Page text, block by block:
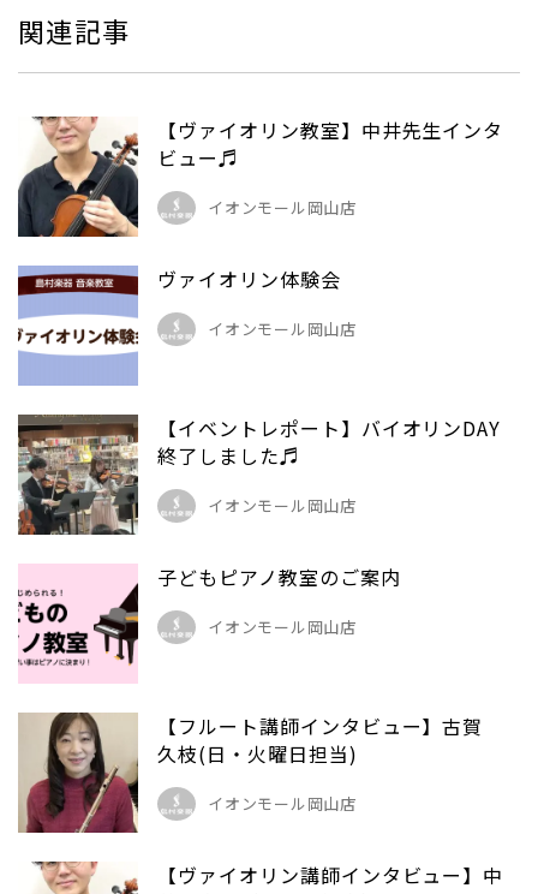
関連記事
【ヴァイオリン教室】中井先生インタ
ビュー♬
イオンモール岡山店
ヴァイオリン体験会
イオンモール岡山店
【イベントレポート】バイオリンDAY
終了しました♬
イオンモール岡山店
子どもピアノ教室のご案内
イオンモール岡山店
【フルート講師インタビュー】古賀
久枝(日・火曜日担当)
イオンモール岡山店
【ヴァイオリン講師インタビュー】中